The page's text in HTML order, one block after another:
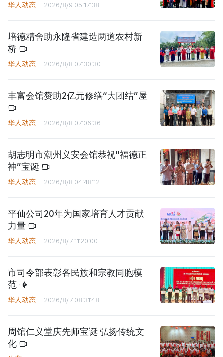
华人动态 2026/8/9 05:17:38
培德精舍助永隆省建造两道农村新
桥
华人动态 2026/8/8 07:30:30
丰富会馆赞助2亿元修缮“大团结”屋
华人动态 2026/8/8 07:06:36
胡志明市潮州义安会馆恭祝“福德正
神”宝诞
华人动态 2026/8/8 04:48:12
平仙公司20年为国家培育人才贡献
力量
华人动态 2026/8/7 11:20:00
市司令部表彰各民族和宗教同胞模
范
华人动态 2026/8/7 08:31:48
周馆仁义堂庆先师宝诞 弘扬传统文
化